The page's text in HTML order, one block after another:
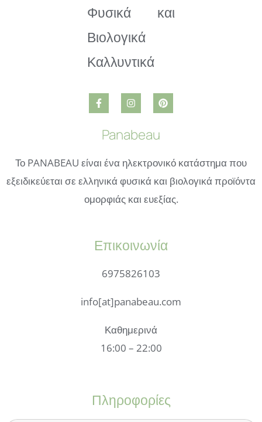
Panabeau
Το PANABEAU είναι ένα ηλεκτρονικό κατάστημα που
εξειδικεύεται σε ελληνικά φυσικά και βιολογικά προϊόντα
ομορφιάς και ευεξίας.
Επικοινωνία
6975826103
info[at]panabeau.com
Καθημερινά
16:00 – 22:00
Πληροφορίες